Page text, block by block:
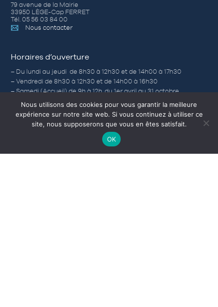
79 avenue de la Mairie
33950 LÈGE-Cap FERRET
Tél. 05 56 03 84 00
Nous contacter
Horaires d’ouverture
– Du lundi au jeudi de 8h30 à 12h30 et de 14h00 à 17h30
– Vendredi de 8h30 à 12h30 et de 14h00 à 16h30
– Samedi (Accueil) de 9h à 12h, du 1er avril au 31 octobre.
Nos autres sites
L’Office de Tourisme
Nous utilisons des cookies pour vous garantir la meilleure
expérience sur notre site web. Si vous continuez à utiliser ce
site, nous supposerons que vous en êtes satisfait.
OK